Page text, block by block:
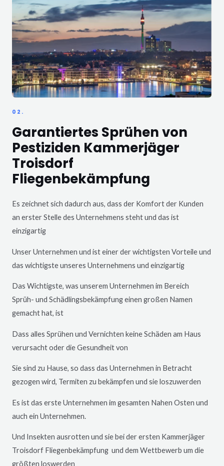
02.
Garantiertes Sprühen von
Pestiziden Kammerjäger
Troisdorf
Fliegenbekämpfung
Es zeichnet sich dadurch aus, dass der Komfort der Kunden
an erster Stelle des Unternehmens steht und das ist
einzigartig
Unser Unternehmen und ist einer der wichtigsten Vorteile und
das wichtigste unseres Unternehmens und einzigartig
Das Wichtigste, was unserem Unternehmen im Bereich
Sprüh- und Schädlingsbekämpfung einen großen Namen
gemacht hat, ist
Dass alles Sprühen und Vernichten keine Schäden am Haus
verursacht oder die Gesundheit von
Sie sind zu Hause, so dass das Unternehmen in Betracht
gezogen wird, Termiten zu bekämpfen und sie loszuwerden
Es ist das erste Unternehmen im gesamten Nahen Osten und
auch ein Unternehmen.
Und Insekten ausrotten und sie bei der ersten Kammerjäger
Troisdorf Fliegenbekämpfung und dem Wettbewerb um die
größten loswerden